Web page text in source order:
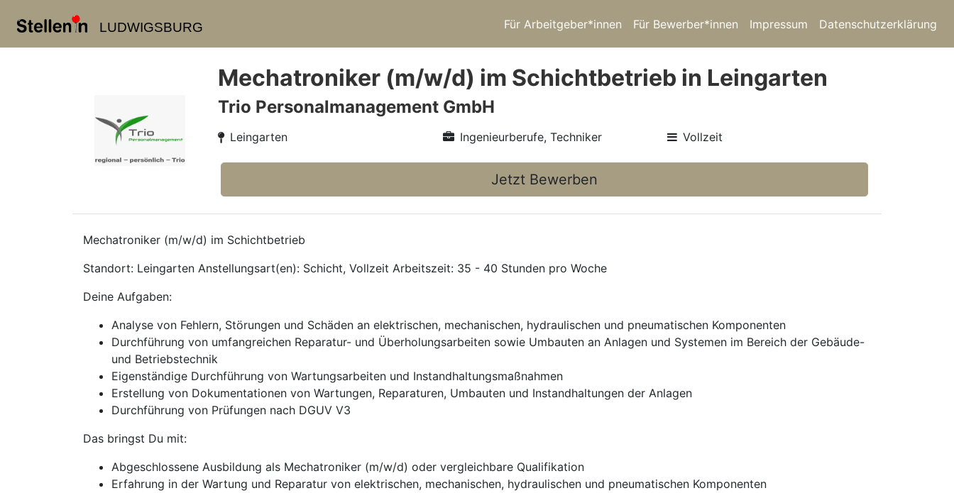
LUDWIGSBURG Für Arbeitgeber*innen Für Bewerber*innen Impressum Datenschutzerklärung
Mechatroniker (m/w/d) im Schichtbetrieb in Leingarten
Trio Personalmanagement GmbH
Leingarten Ingenieurberufe, Techniker Vollzeit
Jetzt Bewerben
Mechatroniker (m/w/d) im Schichtbetrieb
Standort: Leingarten Anstellungsart(en): Schicht, Vollzeit Arbeitszeit: 35 - 40 Stunden pro Woche
Deine Aufgaben:
Analyse von Fehlern, Störungen und Schäden an elektrischen, mechanischen, hydraulischen und pneumatischen Komponenten
Durchführung von umfangreichen Reparatur- und Überholungsarbeiten sowie Umbauten an Anlagen und Systemen im Bereich der Gebäude-
und Betriebstechnik
Eigenständige Durchführung von Wartungsarbeiten und Instandhaltungsmaßnahmen
Erstellung von Dokumentationen von Wartungen, Reparaturen, Umbauten und Instandhaltungen der Anlagen
Durchführung von Prüfungen nach DGUV V3
Das bringst Du mit:
Abgeschlossene Ausbildung als Mechatroniker (m/w/d) oder vergleichbare Qualifikation
Erfahrung in der Wartung und Reparatur von elektrischen, mechanischen, hydraulischen und pneumatischen Komponenten